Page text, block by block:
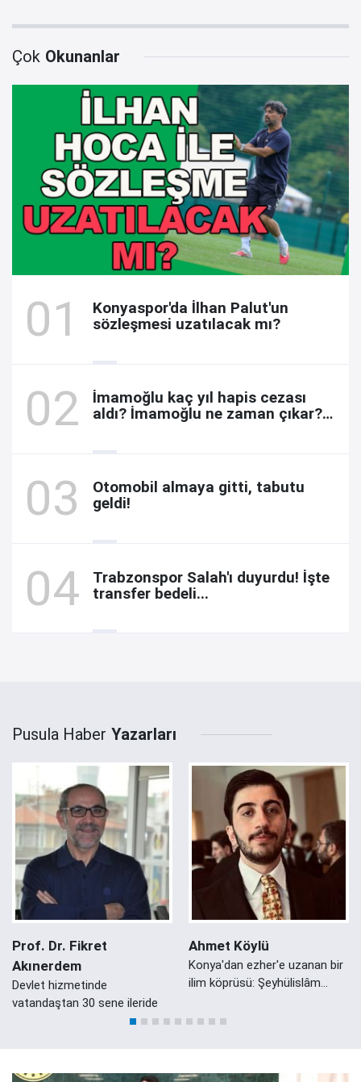
Çok Okunanlar
Konyaspor'da İlhan Palut'un
sözleşmesi uzatılacak mı?
İmamoğlu kaç yıl hapis cezası
aldı? İmamoğlu ne zaman çıkar?
Otomobil almaya gitti, tabutu
geldi!
Trabzonspor Salah'ı duyurdu! İşte
transfer bedeli...
Pusula Haber Yazarları
Prof. Dr. Fikret
Akınerdem
Devlet hizmetinde
vatandaştan 30 sene ileride
Ahmet Köylü
Konya'dan ezher'e uzanan bir
ilim köprüsü: Şeyhülislâm
Konyalı Damadı Ali Zeki Efendi